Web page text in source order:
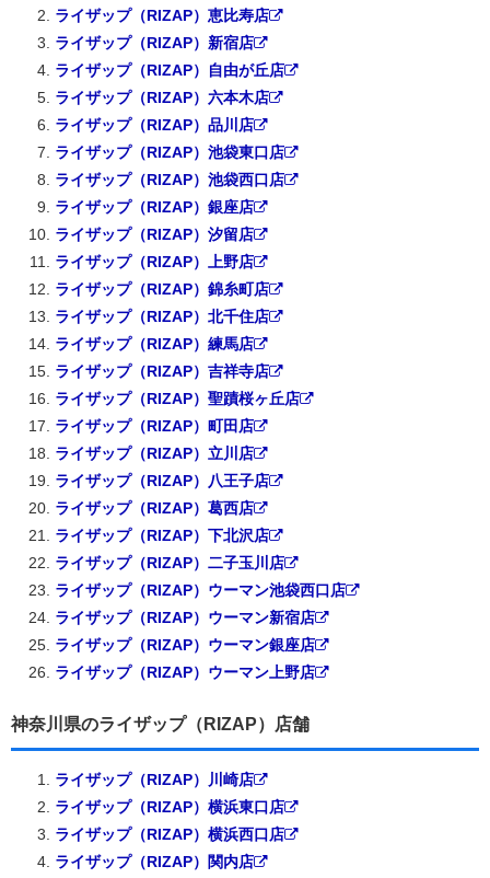
ライザップ（RIZAP）恵比寿店
ライザップ（RIZAP）新宿店
ライザップ（RIZAP）自由が丘店
ライザップ（RIZAP）六本木店
ライザップ（RIZAP）品川店
ライザップ（RIZAP）池袋東口店
ライザップ（RIZAP）池袋西口店
ライザップ（RIZAP）銀座店
ライザップ（RIZAP）汐留店
ライザップ（RIZAP）上野店
ライザップ（RIZAP）錦糸町店
ライザップ（RIZAP）北千住店
ライザップ（RIZAP）練馬店
ライザップ（RIZAP）吉祥寺店
ライザップ（RIZAP）聖蹟桜ヶ丘店
ライザップ（RIZAP）町田店
ライザップ（RIZAP）立川店
ライザップ（RIZAP）八王子店
ライザップ（RIZAP）葛西店
ライザップ（RIZAP）下北沢店
ライザップ（RIZAP）二子玉川店
ライザップ（RIZAP）ウーマン池袋西口店
ライザップ（RIZAP）ウーマン新宿店
ライザップ（RIZAP）ウーマン銀座店
ライザップ（RIZAP）ウーマン上野店
神奈川県のライザップ（RIZAP）店舗
ライザップ（RIZAP）川崎店
ライザップ（RIZAP）横浜東口店
ライザップ（RIZAP）横浜西口店
ライザップ（RIZAP）関内店